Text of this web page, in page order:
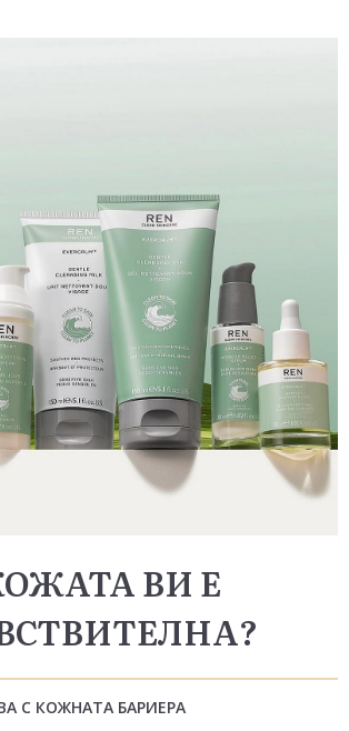
ВИ Е
С КОЖНАТА БАРИЕРА